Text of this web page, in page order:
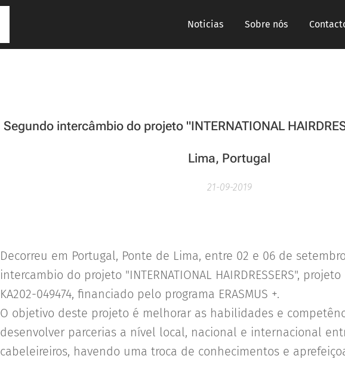
Noticias Sobre nós
Segundo intercâmbio do projeto "INTERNATIONAL
Lima, Portugal
21-09-2019
Decorreu em Portugal, Ponte de Lima, entre 02 e 06 de
intercambio do projeto "INTERNATIONAL HAIRDRESSERS",
KA202-049474, financiado pelo programa ERASMUS +.
O objetivo deste projeto é melhorar as habilidades e
desenvolver parcerias a nível local, nacional e internacional
cabeleireiros, havendo uma troca de conhecimentos e